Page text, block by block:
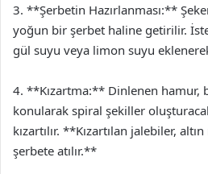
3. **Şerbetin Hazırlanması:**
yoğun bir şerbet haline getirilir.
gül suyu veya limon suyu
4. **Kızartma:** Dinlenen hamur,
konularak spiral şekiller
kızartılır. **Kızartılan jalebiler,
şerbete atılır.**